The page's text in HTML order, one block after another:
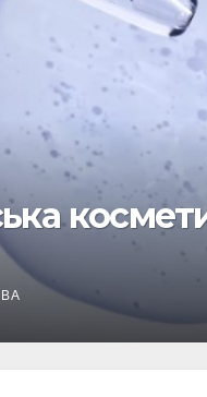
в Киеве: